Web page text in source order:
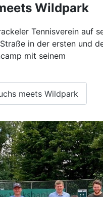
Wildpark
Tennisverein auf
in der ersten und
mit seinem
meets Wildpark